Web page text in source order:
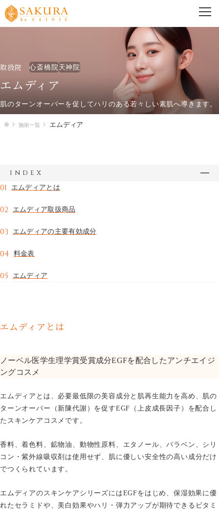
PRICE
心斎橋院
天神院
TREATMENT
CAMPAIGN
心斎橋院
天神院 0120-617-788 ご予約・お問い合わせ
取扱院 心斎橋院天神院
エムディア
肌のターンオーバーを促してハリのある若々しい素肌へ導きます。
施術一覧 エムディア
index
01 エムディアとは
02 エムディア取扱商品
03 エムディアの主要有効成分
04 料金表
05 エムディア
エムディアとは
ノーベル医学生理学賞受賞成分EGFを配合したアンチエイジ
ングコスメ
エムディアとは、必要最低限の美容成分と肌再生能力を高め、肌の
ターンオーバー（新陳代謝）を促すEGF（上皮成長因子）を配合し
たスキンケアコスメです。
香料、着色料、鉱物油、動物性原料、エタノール、パラベン、シリ
コン・紫外線吸収剤は使用せず、肌に優しい安全性の高い成分だけ
でつくられています。
エムディアのスキンケアシリーズにはEGFをはじめ、保湿効果に優
れたセラミドや、美白効果やハリ・弾力アップが期待できるビタミ